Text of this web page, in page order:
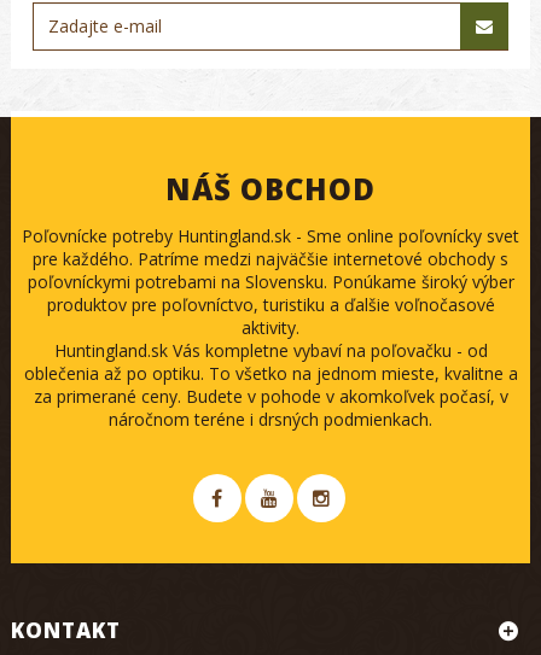
NÁŠ OBCHOD
Poľovnícke potreby Huntingland.sk - Sme online poľovnícky svet
pre každého. Patríme medzi najväčšie internetové obchody s
poľovníckymi potrebami na Slovensku. Ponúkame široký výber
produktov pre poľovníctvo, turistiku a ďalšie voľnočasové
aktivity.
Huntingland.sk Vás kompletne vybaví na poľovačku - od
oblečenia až po optiku. To všetko na jednom mieste, kvalitne a
za primerané ceny. Budete v pohode v akomkoľvek počasí, v
náročnom teréne i drsných podmienkach.
KONTAKT